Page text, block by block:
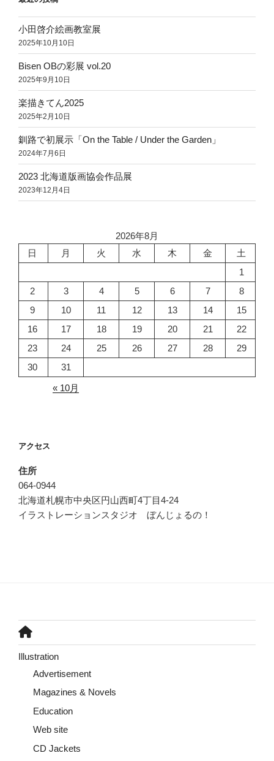
ン
小田啓介絵画教室展
2025年10月10日
Bisen OBの彩展 vol.20
2025年9月10日
楽描きてん2025
2025年2月10日
釧路で初展示「On the Table / Under the Garden」
2024年7月6日
2023 北海道版画協会作品展
2023年12月4日
2026年8月
日
月 火 水 木 金
土
1
2
3 4 5 6 7
8
9
10 11 12 13 14
15
16
17 18 19 20 21
22
23
24 25 26 27 28
29
30
31
« 10月
アクセス
住所
064-0944
北海道札幌市中央区円山西町4丁目4-24
イラストレーションスタジオ ぼんじょるの！
Illustration
Advertisement
Magazines & Novels
Education
Web site
CD Jackets